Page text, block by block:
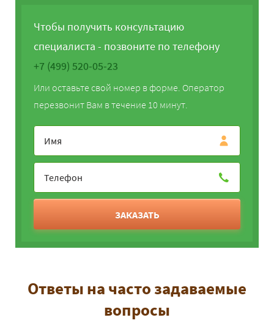
Чтобы получить консультацию
специалиста - позвоните по телефону
+7 (499) 520-05-23
Или оставьте свой номер в форме. Оператор
перезвонит Вам в течение 10 минут.
ЗАКАЗАТЬ
Ответы на часто задаваемые
вопросы